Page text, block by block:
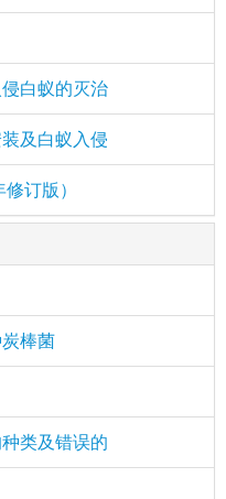
白蚁的灭治
及白蚁入侵
订版）
棒菌
类及错误的